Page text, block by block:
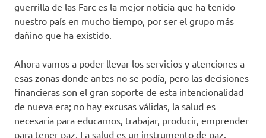
guerrilla de las Farc es la mejor noticia que ha tenido
nuestro país en mucho tiempo, por ser el grupo más
dañino que ha existido.
Ahora vamos a poder llevar los servicios y atenciones a
esas zonas donde antes no se podía, pero las decisiones
financieras son el gran soporte de esta intencionalidad
de nueva era; no hay excusas válidas, la salud es
necesaria para educarnos, trabajar, producir, emprender
para tener paz. La salud es un instrumento de paz.